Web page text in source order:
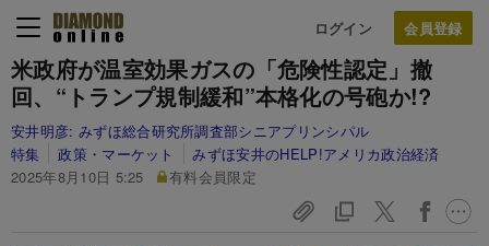
ログイン
米政府が温室効果ガスの「危険性認定」撤
回、“トランプ規制緩和”本格化の号砲か!?
安井明彦: みずほ総合研究所調査部シニアプリンシパル
特集
政策・マーケット
みずほ安井のHELP!アメリカ政治経済
2025年8月10日 5:25
有料会員限定